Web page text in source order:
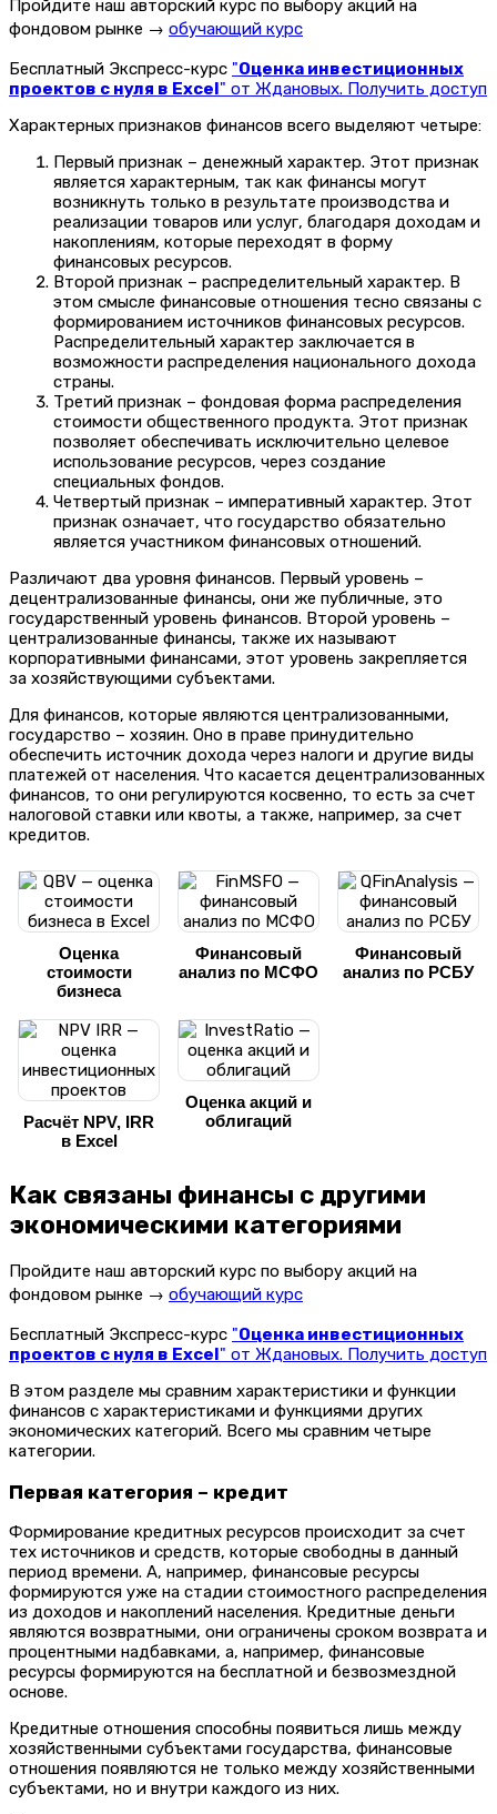
Пройдите наш авторский курс по выбору акций на
фондовом рынке → обучающий курс
Бесплатный Экспресс-курс "Оценка инвестиционных
проектов с нуля в Excel" от Ждановых. Получить доступ
Характерных признаков финансов всего выделяют четыре:
Первый признак – денежный характер. Этот признак
является характерным, так как финансы могут
возникнуть только в результате производства и
реализации товаров или услуг, благодаря доходам и
накоплениям, которые переходят в форму
финансовых ресурсов.
Второй признак – распределительный характер. В
этом смысле финансовые отношения тесно связаны с
формированием источников финансовых ресурсов.
Распределительный характер заключается в
возможности распределения национального дохода
страны.
Третий признак – фондовая форма распределения
стоимости общественного продукта. Этот признак
позволяет обеспечивать исключительно целевое
использование ресурсов, через создание
специальных фондов.
Четвертый признак – императивный характер. Этот
признак означает, что государство обязательно
является участником финансовых отношений.
Различают два уровня финансов. Первый уровень –
децентрализованные финансы, они же публичные, это
государственный уровень финансов. Второй уровень –
централизованные финансы, также их называют
корпоративными финансами, этот уровень закрепляется
за хозяйствующими субъектами.
Для финансов, которые являются централизованными,
государство – хозяин. Оно в праве принудительно
обеспечить источник дохода через налоги и другие виды
платежей от населения. Что касается децентрализованных
финансов, то они регулируются косвенно, то есть за счет
налоговой ставки или квоты, а также, например, за счет
кредитов.
Оценка
стоимости
бизнеса
Финансовый
анализ по МСФО
Финансовый
анализ по РСБУ
Расчёт NPV, IRR
в Excel
Оценка акций и
облигаций
Как связаны финансы с другими
экономическими категориями
Пройдите наш авторский курс по выбору акций на
фондовом рынке → обучающий курс
Бесплатный Экспресс-курс "Оценка инвестиционных
проектов с нуля в Excel" от Ждановых. Получить доступ
В этом разделе мы сравним характеристики и функции
финансов с характеристиками и функциями других
экономических категорий. Всего мы сравним четыре
категории.
Первая категория – кредит
Формирование кредитных ресурсов происходит за счет
тех источников и средств, которые свободны в данный
период времени. А, например, финансовые ресурсы
формируются уже на стадии стоимостного распределения
из доходов и накоплений населения. Кредитные деньги
являются возвратными, они ограничены сроком возврата и
процентными надбавками, а, например, финансовые
ресурсы формируются на бесплатной и безвозмездной
основе.
Кредитные отношения способны появиться лишь между
хозяйственными субъектами государства, финансовые
отношения появляются не только между хозяйственными
субъектами, но и внутри каждого из них.